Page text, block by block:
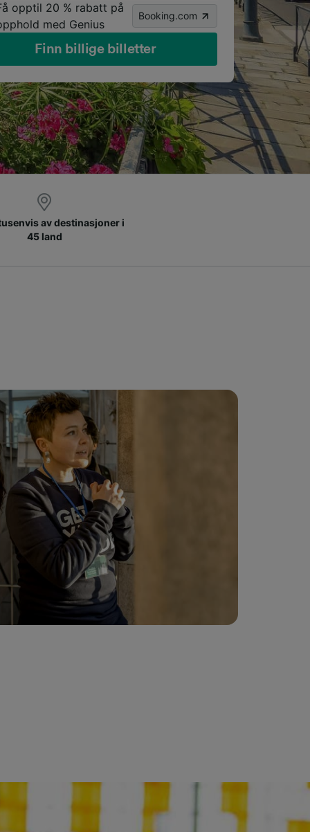
opptil 20 % rabatt på
med Genius
Booking.com
Finn billige billetter
av destinasjoner i
45 land